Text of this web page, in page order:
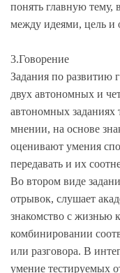
понять главную тему,
между идеями, цель и
3.Говорение
Задания по развитию
двух автономных и
автономных заданиях
мнении, на основе
оценивают умения
передавать и их
Во втором виде
отрывок, слушает
знакомство с жизнью
комбинировании
или разговора. В
умение тестируемых